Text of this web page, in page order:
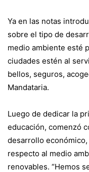
Ya en las notas
sobre el tipo de
medio ambiente esté
ciudades estén al
bellos, seguros,
Mandataria.
Luego de dedicar la
educación, comenzó
desarrollo
respecto al medio
renovables. “Hemos